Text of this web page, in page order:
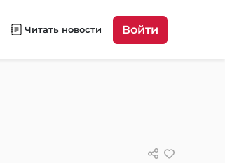
Читать новости Войти